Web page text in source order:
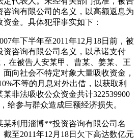
询有限公司的名义，以高额返息为
金。具体犯罪事实如下：
年下半年至2011年12月18日前，被
咨询有限公司名义，以承诺支付
在被告人安某甲、曹某、姜某、王
向社会不特定对象大量吸收资金，
不等的月息对外出借，以获取利
非法吸收公众资金共计322539900
给参与群众造成巨额经济损失。
某利用淄博**投资咨询有限公司名
至2011年12月18日欠下高达数亿元